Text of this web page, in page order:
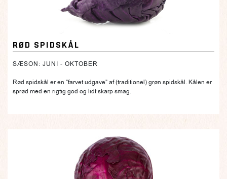
RØD SPIDSKÅL
SÆSON: JUNI - OKTOBER
Rød spidskål er en ”farvet udgave” af (traditionel) grøn spidskål. Kålen er
sprød med en rigtig god og lidt skarp smag.